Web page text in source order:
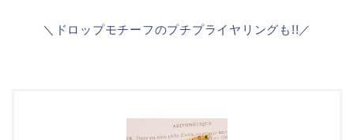
＼ドロップモチーフのプチプライヤリングも!!／